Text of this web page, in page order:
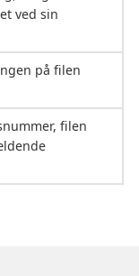
ved sin
på filen
filen